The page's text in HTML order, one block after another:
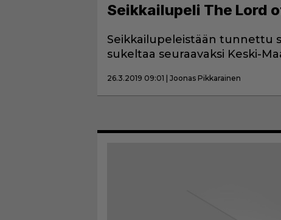
Seikkailupeli The Lord
Seikkailupeleistään tunnettu
sukeltaa seuraavaksi Keski-
26.3.2019 09:01 | Joonas Pikkarainen